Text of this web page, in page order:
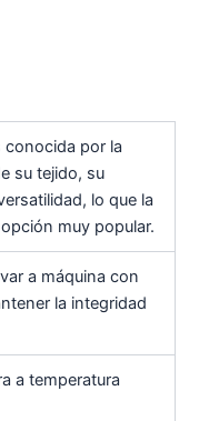
conocida por la
su tejido, su
lo que la
muy popular.
a máquina con
la integridad
a temperatura